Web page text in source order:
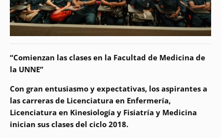
“Comienzan las clases en la Facultad de Medicina de
la UNNE”
Con gran entusiasmo y expectativas, los aspirantes a
las carreras de Licenciatura en Enfermería,
Licenciatura en Kinesiología y Fisiatría y Medicina
inician sus clases del ciclo 2018.